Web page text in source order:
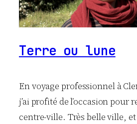
Terre ou lune
En voyage professionnel à
j’ai profité de l’occasion pour
centre-ville. Très belle ville,